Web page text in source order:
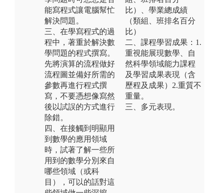
能寫程式讓電腦幫忙
解決問題。
三、在學寫程式的過
程中，著重於解決數
學問題的程式撰寫。
先將演算的流程做好
流程圖並備好所需的
參數再進行程式撰
寫，不要憑想像寫然
後以試誤的方式進行
除錯。
四、在接觸到明顯用
到數學的應用領域
時，試著了解一些所
用到的數學分別來自
哪些領域（或科
目），可以的話對這
比）、學業總成績
（類組、班排名百分
比）
二、課程學習成果： 1.
重視能展現數學、自
然科學領域能力課程
及學習成果表現（含
歷程及成果） 2.重質不
重量。
三、多元表現。